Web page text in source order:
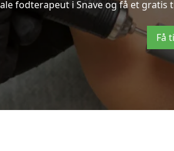
fodterapeut i Snave og få et
Få